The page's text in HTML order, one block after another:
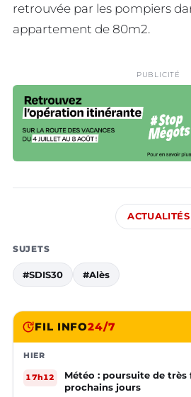
retrouvée par les pompiers
appartement de 80m2.
PUBLICITÉ
ACTUALITÉS
SUJETS
#SDIS30 #Alès
FIL INFO24/7
HIER
17h12
Météo : poursuite de très
prochains jours